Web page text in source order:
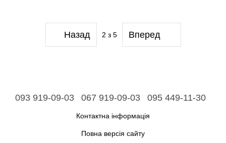
Назад 2 з 5 Вперед
093 919-09-03 067 919-09-03 095 449-11-30
Контактна інформація
Повна версія сайту